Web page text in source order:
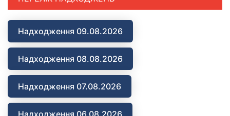
Надходження 09.08.2026
Надходження 08.08.2026
Надходження 07.08.2026
Надходження 06.08.2026